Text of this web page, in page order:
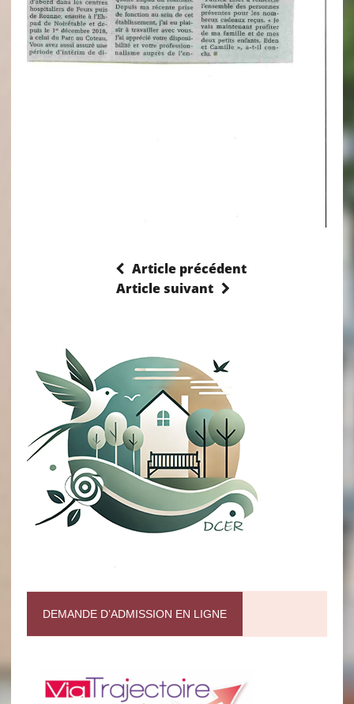
Article précédent
Article suivant
DEMANDE D’ADMISSION EN LIGNE